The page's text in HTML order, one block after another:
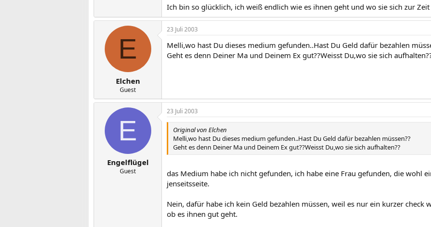
Ich bin so glücklich, ich weiß endlich wie es ihnen geht und wo sie sich zur
E
Elchen
Guest
23 Juli 2003
Melli,wo hast Du dieses medium gefunden..Hast Du Geld dafür bezahlen
Geht es denn Deiner Ma und Deinem Ex gut??Weisst Du,wo sie sich
E
Engelflügel
Guest
23 Juli 2003
Original von Elchen
Melli,wo hast Du dieses medium gefunden..Hast Du Geld dafür bezahlen müssen??
Geht es denn Deiner Ma und Deinem Ex gut??Weisst Du,wo sie sich aufhalten??
das Medium habe ich nicht gefunden, ich habe eine Frau gefunden, die wohl
jenseitsseite.
Nein, dafür habe ich kein Geld bezahlen müssen, weil es nur ein kurzer check
ob es ihnen gut geht.